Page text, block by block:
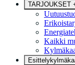
TARJOUKSET
Kaikki